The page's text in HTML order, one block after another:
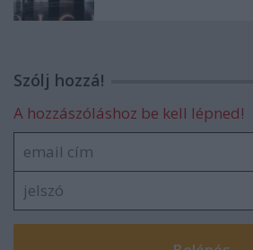
Szólj hozzá!
A hozzászóláshoz be kell lépned!